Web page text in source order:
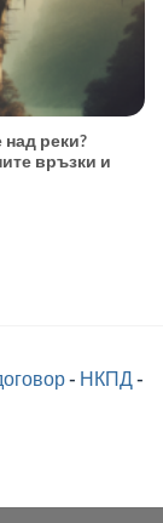
реки?
връзки и
- НКПД-